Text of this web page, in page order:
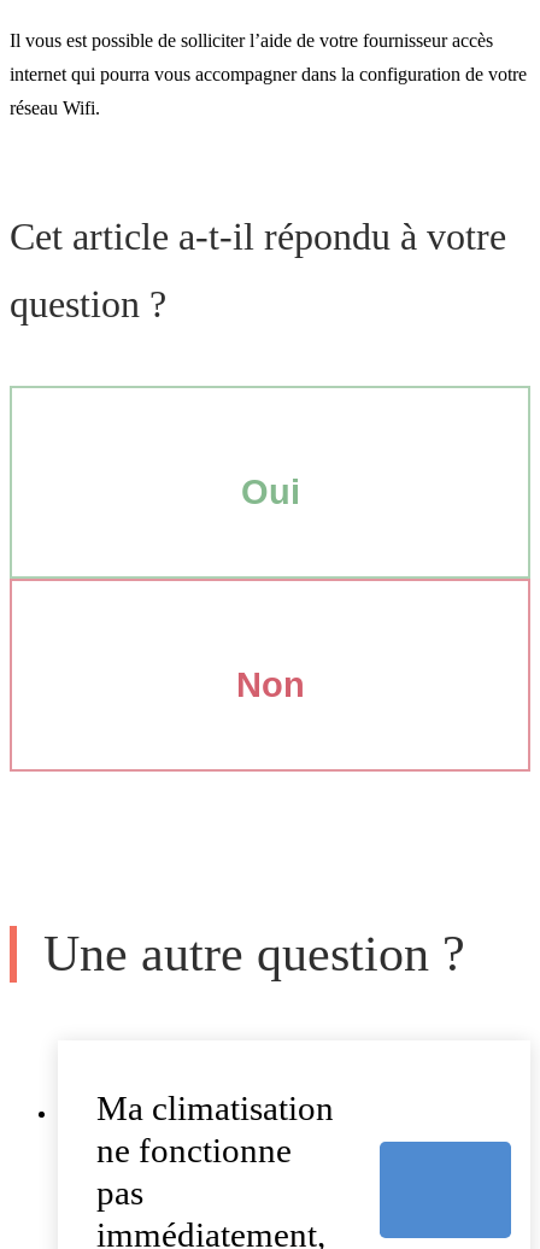
Il vous est possible de solliciter l’aide de votre fournisseur accès
internet qui pourra vous accompagner dans la configuration de votre
réseau Wifi.
Cet article a-t-il répondu à votre
question ?
Oui
Non
Une autre question ?
Ma climatisation
ne fonctionne
pas
immédiatement,